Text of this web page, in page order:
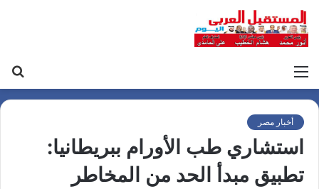
أخبار مصر
استشاري طب الأورام ببريطانيا:
تطبيق مبدأ الحد من المخاطر